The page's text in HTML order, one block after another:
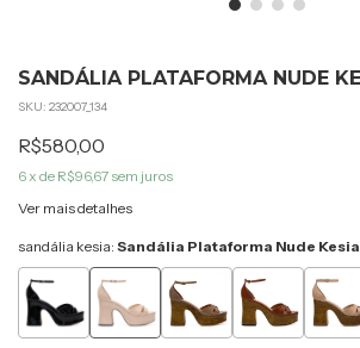
SANDÁLIA PLATAFORMA NUDE
SKU: 232007_134
R$580,00
6 x de R$96,67 sem juros
Ver mais detalhes
sandália kesia: Sandália Plataforma Nude